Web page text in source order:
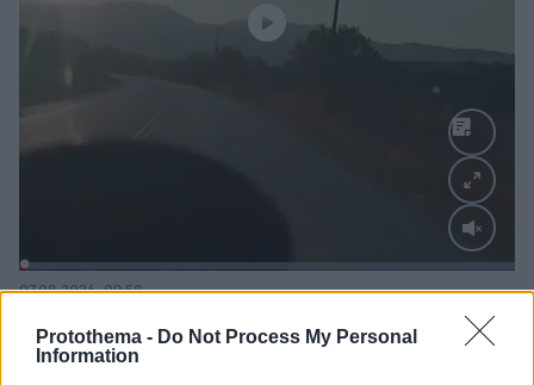
Protothema - Do Not Process My Personal
Information
Loaded:
Οικογενειακή τραγωδία στις Σέρρες, μητέρα και
γιος οι νεκροί από την μετωπική φορτηγού με ΙΧ -
Βίντεο ντοκουμέντο από τη στιγμή της
07.08.2026, 09:58